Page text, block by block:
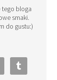
tego bloga
smaki.
do gustu:)